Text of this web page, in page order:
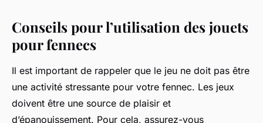
Conseils pour l’utilisation des jouets
pour fennecs
Il est important de rappeler que le jeu ne doit pas être
une activité stressante pour votre fennec. Les jeux
doivent être une source de plaisir et
d’épanouissement. Pour cela, assurez-vous